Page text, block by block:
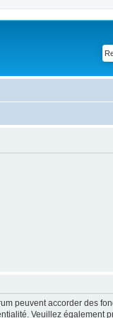
peuvent accorder des
Veuillez également